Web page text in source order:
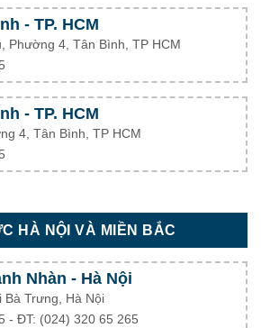
- TP. HCM
Phường 4, Tân Bình, TP HCM
- TP. HCM
4, Tân Bình, TP HCM
HÀ NỘI VÀ MIỀN BẮC
Nhàn - Hà Nội
Bà Trưng, Hà Nội
- ĐT: (024) 320 65 265